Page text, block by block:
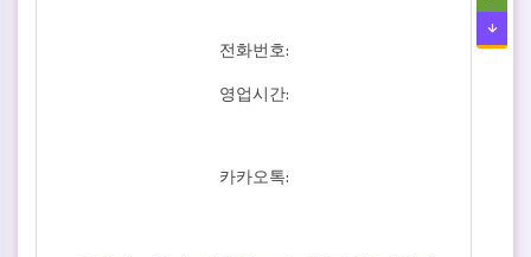
전화번호:
영업시간:
카카오톡: